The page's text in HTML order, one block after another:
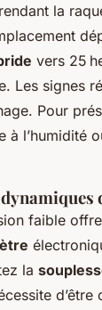
la
vers 25
Les signes
Pour
à l’humidité
faible
la
d’être